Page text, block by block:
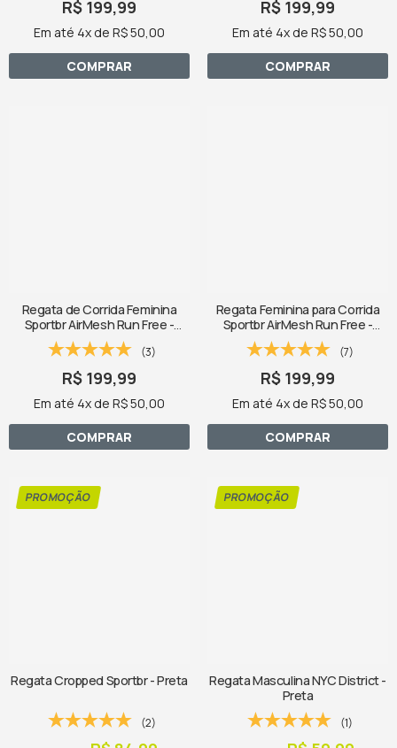
R$ 199,99
Em até 4x de R$ 50,00
COMPRAR
R$ 199,99
Em até 4x de R$ 50,00
COMPRAR
Regata de Corrida Feminina
Sportbr AirMesh Run Free -
Preta
(3)
R$ 199,99
Em até 4x de R$ 50,00
COMPRAR
Regata Feminina para Corrida
Sportbr AirMesh Run Free -
Color
(7)
R$ 199,99
Em até 4x de R$ 50,00
COMPRAR
Regata Cropped Sportbr - Preta
(2)
Regata Masculina NYC District -
Preta
(1)